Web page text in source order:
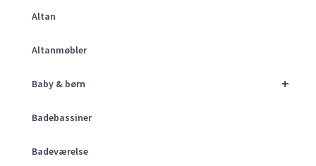
Altan
Altanmøbler
+
Baby & børn
Badebassiner
Badeværelse